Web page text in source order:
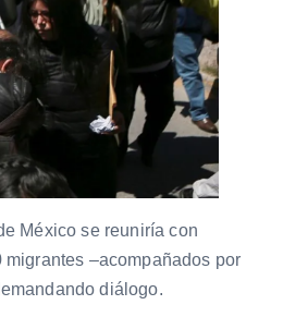
México se reuniría con
–acompañados por
diálogo.